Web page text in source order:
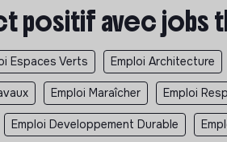
positif avec jobs
Espaces Verts Emploi Architecture
Emploi Maraîcher Emploi
Emploi Developpement Durable